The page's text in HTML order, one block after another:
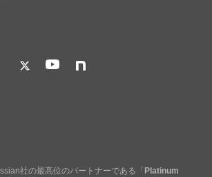
社の最高位のパートナーである「 Platinum